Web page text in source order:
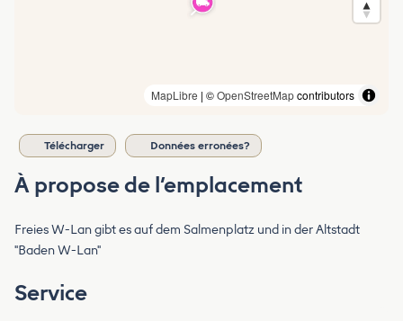
MapLibre | ©OpenStreetMapcontributors
Télécharger Données erronées?
À propose de l’emplacement
Freies W-Lan gibt es auf dem Salmenplatz und in der Altstadt
"Baden W-Lan"
Service